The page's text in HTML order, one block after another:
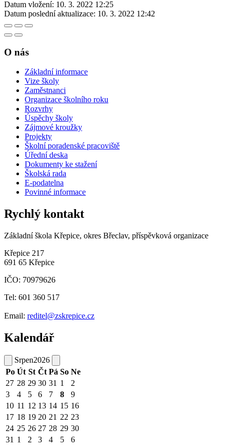
Datum vložení: 10. 3. 2022 12:25
Datum poslední aktualizace: 10. 3. 2022 12:42
O nás
Základní informace
Vize školy
Zaměstnanci
Organizace školního roku
Rozvrhy
Úspěchy školy
Zájmové kroužky
Projekty
Školní poradenské pracoviště
Úřední deska
Dokumenty ke stažení
Školská rada
E-podatelna
Povinné informace
Rychlý kontakt
Základní škola Křepice, okres Břeclav, příspěvková organizace
Křepice 217
691 65 Křepice
IČO: 70979626
Tel: 601 360 517
Email: reditel@zskrepice.cz
Kalendář
Srpen2026
Po Út St Čt Pá So Ne
27 28 29 30 31 1
2
3
4 5 6 7 8
9
10 11 12 13 14 15 16
17 18 19 20 21 22 23
24 25 26 27 28 29 30
31 1 2 3 4 5 6